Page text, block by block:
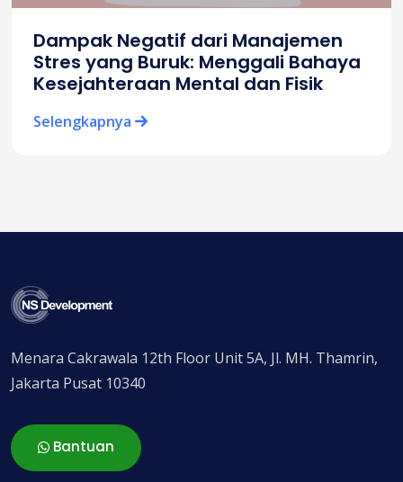
Dampak Negatif dari Manajemen
Stres yang Buruk: Menggali Bahaya
Kesejahteraan Mental dan Fisik
Selengkapnya
Menara Cakrawala 12th Floor Unit 5A, Jl. MH. Thamrin,
Jakarta Pusat 10340
Bantuan